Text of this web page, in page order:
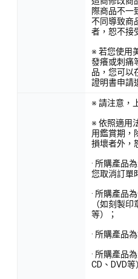
際商品不一
不同導致商
者，恕不接
※ 若您使用
發癢或刺痛
品，您可以
證明書申請
※ 請注意，
※ 依照適用
用鑑賞期，
損壞者外，
· 所購產品
您取消訂單
· 所購產品
（如刻製
等）；
· 所購產品
· 所購產品
CD、DVD